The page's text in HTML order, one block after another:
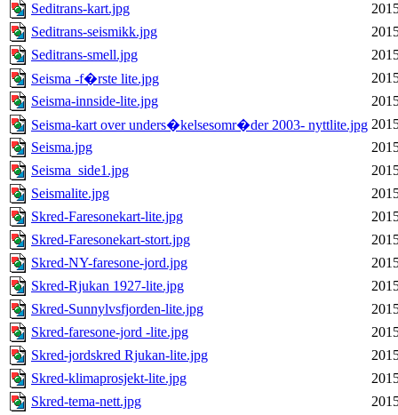
Seditrans-kart.jpg
Seditrans-seismikk.jpg
Seditrans-smell.jpg
Seisma -f�rste lite.jpg
Seisma-innside-lite.jpg
Seisma-kart over unders�kelsesomr�der 2003- nyttlite.jpg
Seisma.jpg
Seisma_side1.jpg
Seismalite.jpg
Skred-Faresonekart-lite.jpg
Skred-Faresonekart-stort.jpg
Skred-NY-faresone-jord.jpg
Skred-Rjukan 1927-lite.jpg
Skred-Sunnylvsfjorden-lite.jpg
Skred-faresone-jord -lite.jpg
Skred-jordskred Rjukan-lite.jpg
Skred-klimaprosjekt-lite.jpg
Skred-tema-nett.jpg